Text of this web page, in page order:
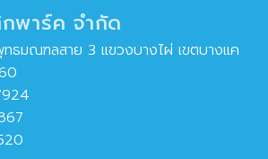
พาร์ค จำกัด
มณฑลสาย 3 แขวงบางไผ่ เขตบางแค